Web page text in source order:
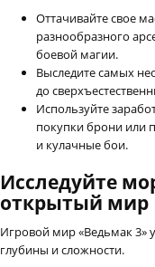
Оттачивайте свое
разнообразного
боевой магии.
Выследите самых
до
Используйте
покупки брони или
и кулачные бои.
Исследуйте
открытый мир
Игровой мир «Ведьмак 3»
глубины и сложности.